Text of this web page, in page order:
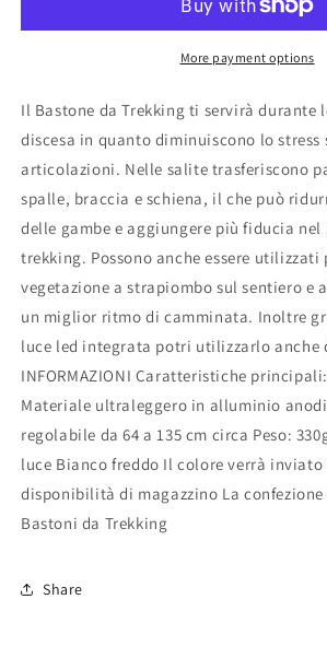
TELESCOPICO
REGOLABILE
CON
LED
TELESCOPICO
REGOLABILE
ESCURSIONI
CON
LUCE
LED
More payment options
Il Bastone da Trekking ti servirà durante
discesa in quanto diminuiscono lo stress
articolazioni. Nelle salite trasferiscono
spalle, braccia e schiena, il che può
delle gambe e aggiungere più fiducia nel
trekking. Possono anche essere utilizzati
vegetazione a strapiombo sul sentiero e
un miglior ritmo di camminata. Inoltre
luce led integrata potri utilizzarlo anche
INFORMAZIONI Caratteristiche
Materiale ultraleggero in alluminio
regolabile da 64 a 135 cm circa Peso:
luce Bianco freddo Il colore verrà inviato
disponibilità di magazzino La confezione
Bastoni da Trekking
Share